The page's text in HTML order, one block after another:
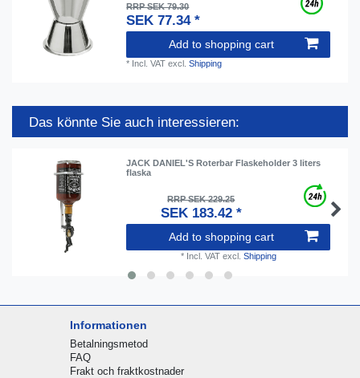
RRP SEK 79.30
SEK 77.34 *
Add to shopping cart
* Incl. VAT excl.Shipping
Das könnte Sie auch interessieren:
JACK DANIEL'S Roterbar Flaskeholder 3 liters
flaska
RRP SEK 229.25
SEK 183.42 *
Add to shopping cart
* Incl. VATexcl. Shipping
Informationen
Betalningsmetod
FAQ
Frakt och fraktkostnader